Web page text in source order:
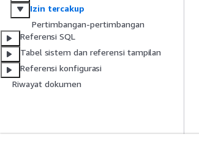
Izin tercakup
Pertimbangan-pertimbangan
Referensi SQL
Tabel sistem dan referensi tampilan
Referensi konfigurasi
Riwayat dokumen